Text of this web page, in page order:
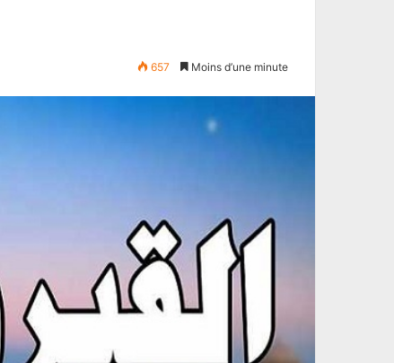
657 Moins d’une minute